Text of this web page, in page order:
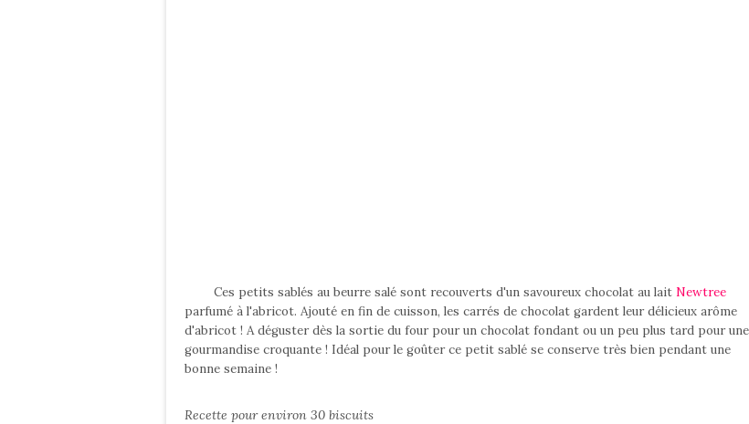
Ces petits sablés au beurre salé sont recouverts d'un savoureux chocolat au lait Newtree
parfumé à l'abricot. Ajouté en fin de cuisson, les carrés de chocolat gardent leur délicieux arôme
d'abricot ! A déguster dès la sortie du four pour un chocolat fondant ou un peu plus tard pour une
gourmandise croquante ! Idéal pour le goûter ce petit sablé se conserve très bien pendant une
bonne semaine !
Recette pour environ 30 biscuits